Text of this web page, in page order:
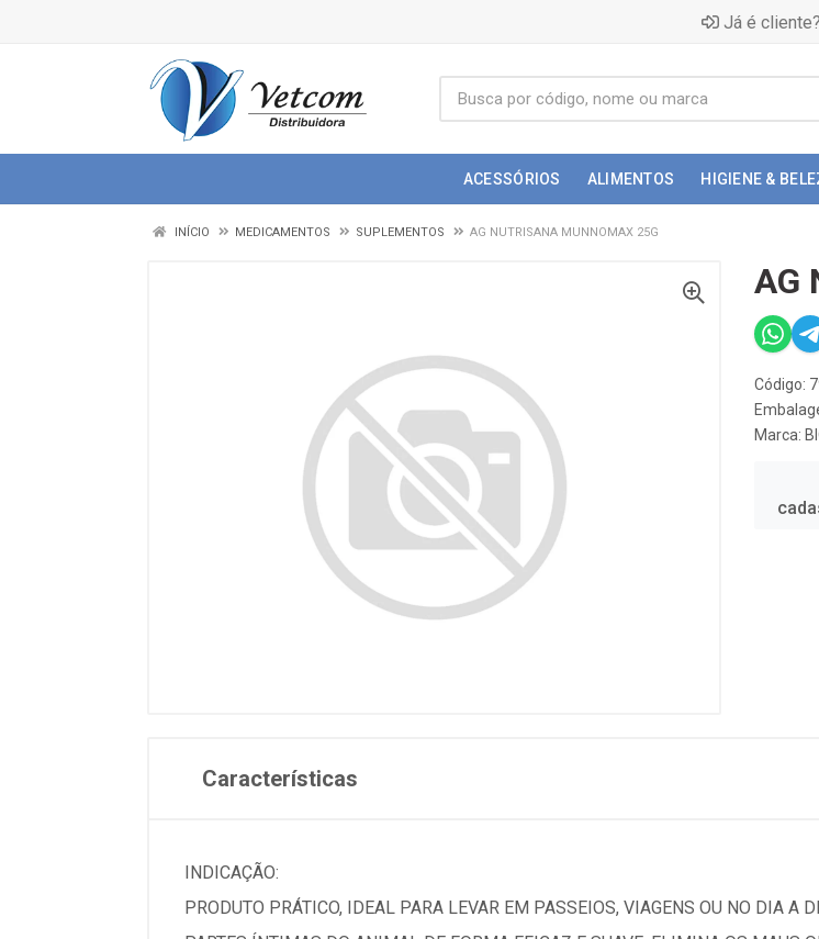
Já é
ACESSÓRIOS ALIMENTOS HIGIENE &
INÍCIO MEDICAMENTOS SUPLEMENTOS AG NUTRISANA MUNNOMAX 25G
AG
Código:
Marca:
Características
INDICAÇÃO:
PRODUTO PRÁTICO, IDEAL PARA LEVAR EM PASSEIOS, VIAGENS OU NO DIA A